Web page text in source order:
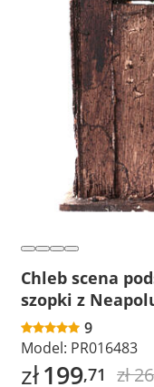
Chleb scena
szopki z
9
Model: PR016483
zł199,71 zł